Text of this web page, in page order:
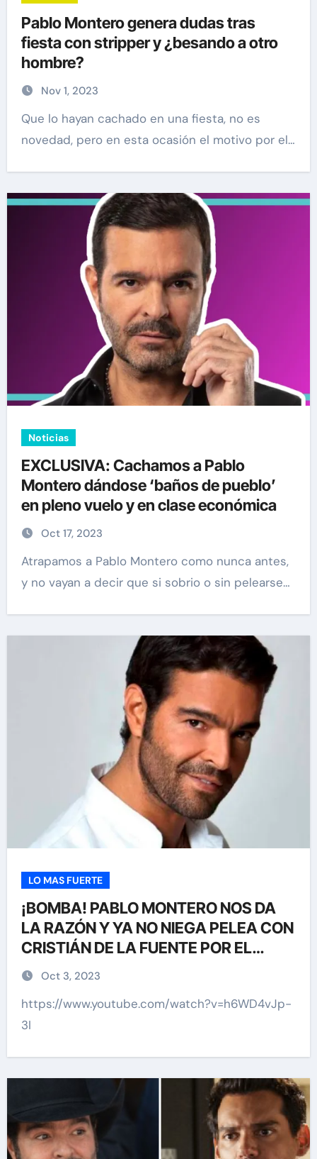
Pablo Montero genera dudas tras
fiesta con stripper y ¿besando a otro
hombre?
Nov 1, 2023
Que lo hayan cachado en una fiesta, no es
novedad, pero en esta ocasión el motivo por el…
Noticias
EXCLUSIVA: Cachamos a Pablo
Montero dándose ‘baños de pueblo’
en pleno vuelo y en clase económica
Oct 17, 2023
Atrapamos a Pablo Montero como nunca antes,
y no vayan a decir que si sobrio o sin pelearse…
LO MAS FUERTE
¡BOMBA! PABLO MONTERO NOS DA
LA RAZÓN Y YA NO NIEGA PELEA CON
CRISTIÁN DE LA FUENTE POR EL
AMOR DE CANDELA MÁRQUEZ
Oct 3, 2023
https://www.youtube.com/watch?v=h6WD4vJp-
3I